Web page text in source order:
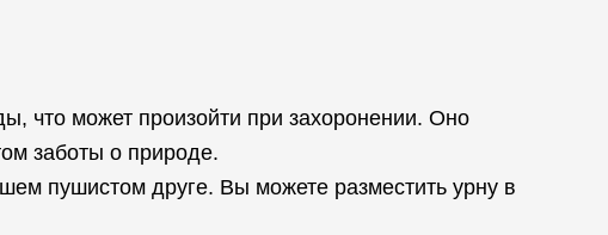
что может произойти при захоронении. Оно
заботы о природе.
пушистом друге. Вы можете разместить урну в